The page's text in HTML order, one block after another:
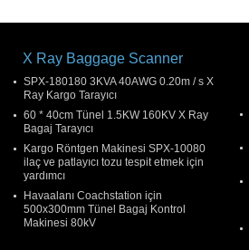
X Ray Baggage Scanner
SPX-180180 3KVA 40AWG 0.20m / s X
Ray Kargo Tarayıcı
60 * 40cm Tünel 1.5KW 160KV X Ray
Bagaj Tarayıcı
Kargo Röntgen Makinesi SPX-10080
ilaç ve patlayıcı tozu tespit etmek için
yardımcı
Havaalanı Coachstation için
500x300mm Tünel Bagaj Kontrol
Makinesi 80kV